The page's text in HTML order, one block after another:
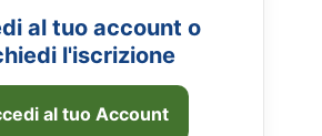
al tuo account o
l'iscrizione
al tuo Account